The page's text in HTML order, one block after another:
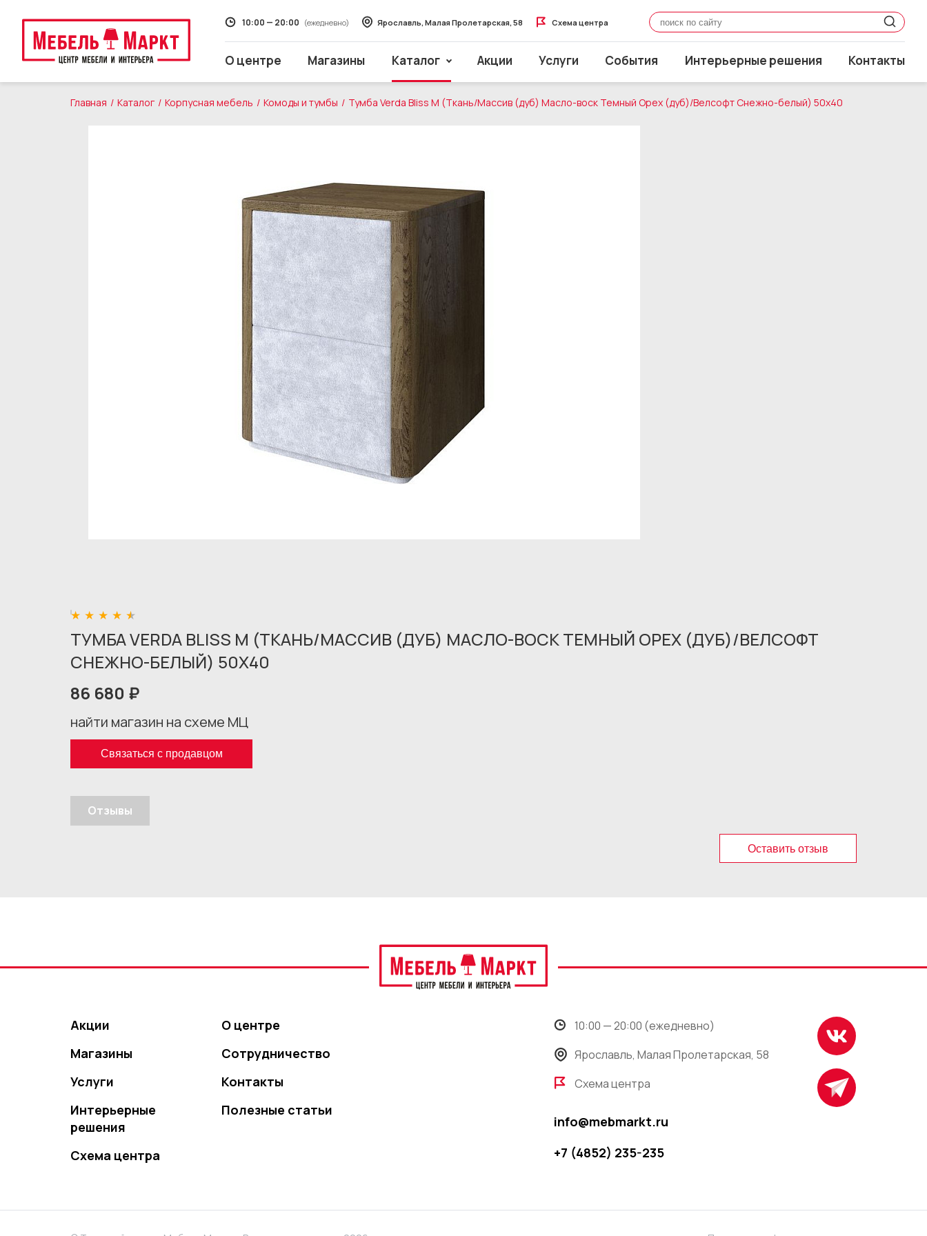
О центре Магазины Каталог Акции Услуги События Интерьерные решения Контакты
10:00 — 20:00 (ежедневно) Ярославль, Малая Пролетарская, 58 Схема центра
Главная Каталог Корпусная мебель Комоды и тумбы Тумба Verda Bliss M (Ткань/Массив (дуб) Масло-воск Темный Орех (дуб)/Велсофт Снежно-белый) 50x40
ТУМБА VERDA BLISS M (ТКАНЬ/МАССИВ (ДУБ) МАСЛО-ВОСК ТЕМНЫЙ ОРЕХ (ДУБ)/ВЕЛСОФТ
СНЕЖНО-БЕЛЫЙ) 50X40
86 680 ₽
найти магазин на схеме МЦ
Связаться с продавцом
Отзывы
Оставить отзыв
Акции
Магазины
Услуги
Интерьерные
решения
Схема центра
О центре
Сотрудничество
Контакты
Полезные статьи
10:00 — 20:00 (ежедневно)
Ярославль, Малая Пролетарская, 58
Схема центра
info@mebmarkt.ru
+7 (4852) 235-235